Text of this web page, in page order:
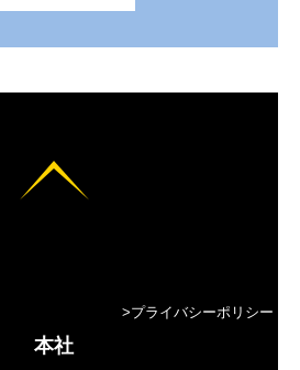
>プライバシーポリシー
本社